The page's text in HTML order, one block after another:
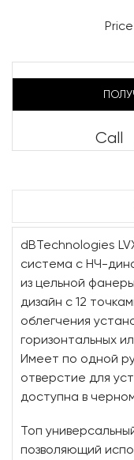
Call
dBTechnologies
система с НЧ-
из цельной
дизайн с 12
облегчения
горизонтальных
Имеет по одной
отверстие для
доступна в
Топ
позволяющий